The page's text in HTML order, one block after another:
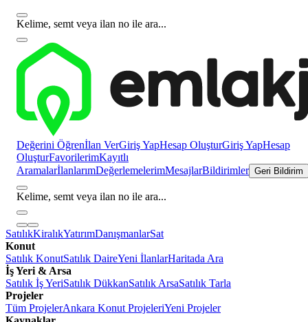
Kelime, semt veya ilan no ile ara...
Değerini Öğrenİlan VerGiriş YapHesap OluşturGiriş YapHesap
OluşturFavorilerimKayıtlı
AramalarİlanlarımDeğerlemelerimMesajlarBildirimler Geri Bildirim
Kelime, semt veya ilan no ile ara...
SatılıkKiralıkYatırımDanışmanlarSat
Konut
Satılık KonutSatılık DaireYeni İlanlarHaritada Ara
İş Yeri & Arsa
Satılık İş YeriSatılık DükkanSatılık ArsaSatılık Tarla
Projeler
Tüm ProjelerAnkara Konut ProjeleriYeni Projeler